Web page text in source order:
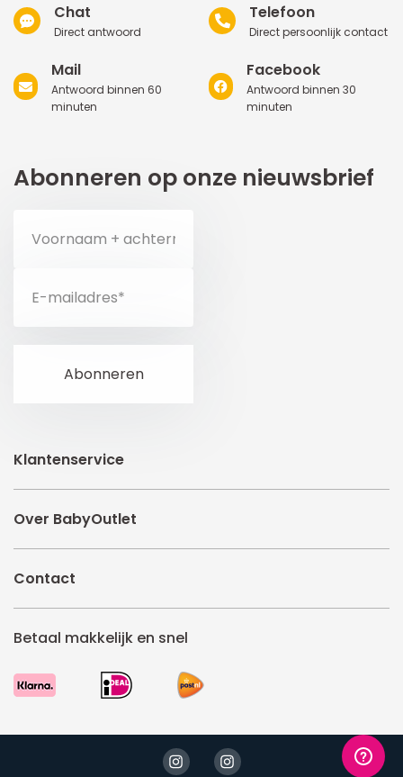
Chat
Direct antwoord
Telefoon
Direct persoonlijk contact
Mail
Antwoord binnen 60
minuten
Facebook
Antwoord binnen 30
minuten
Abonneren op onze nieuwsbrief
Klantenservice
Over BabyOutlet
Contact
Betaal makkelijk en snel